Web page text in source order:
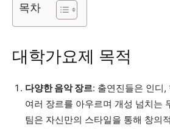
목차
대학가요제 목적
다양한 음악 장르: 출연진들은 인디,
여러 장르를 아우르며 개성 넘치는
팀은 자신만의 스타일을 통해 창의